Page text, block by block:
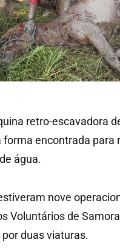
retro-escavadora
forma encontrada para
água.
nove
Voluntários de
duas viaturas.